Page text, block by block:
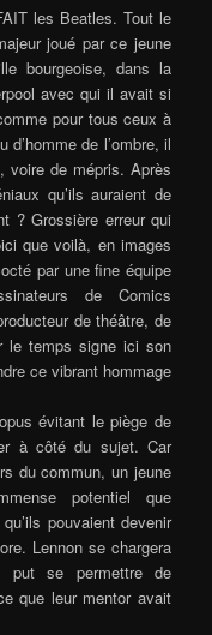
les Beatles. Tout le
joué par ce jeune
bourgeoise, dans la
avec qui il avait si
pour tous ceux à
d’homme de l’ombre, il
voire de mépris. Après
qu’ils auraient de
? Grossière erreur qui
que voilà, en images
par une fine équipe
de Comics
de théâtre, de
le temps signe ici son
ce vibrant hommage
évitant le piège de
à côté du sujet. Car
du commun, un jeune
potentiel que
pouvaient devenir
Lennon se chargera
put se permettre de
que leur mentor avait